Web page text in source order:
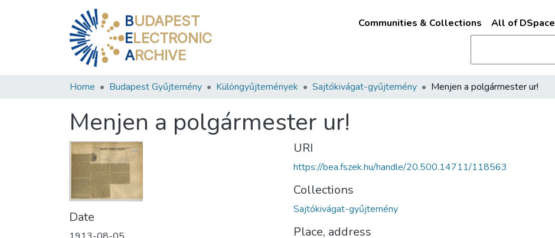
BUDAPEST
ELECTRONIC
ARCHIVE
Communities & Collections All of DSpace
Home Budapest Gyűjtemény Különgyűjtemények Sajtókivágat-gyűjtemény Menjen a polgármester ur!
Menjen a polgármester ur!
Date
URI
https://bea.fszek.hu/handle/20.500.14711/118563
Collections
Sajtókivágat-gyűjtemény
Place, address